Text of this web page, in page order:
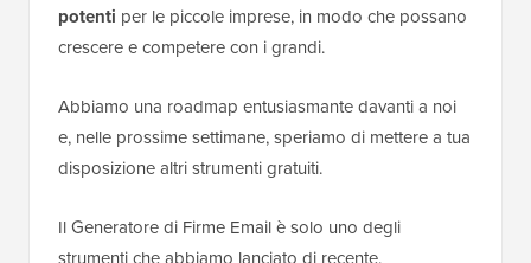
potenti per le piccole imprese, in modo che possano
crescere e competere con i grandi.
Abbiamo una roadmap entusiasmante davanti a noi
e, nelle prossime settimane, speriamo di mettere a tua
disposizione altri strumenti gratuiti.
Il Generatore di Firme Email è solo uno degli
strumenti che abbiamo lanciato di recente.